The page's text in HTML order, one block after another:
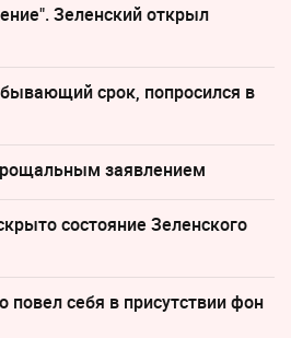
Зеленский открыл
срок, попросился в
заявлением
состояние Зеленского
повел cебя в присутствии фон